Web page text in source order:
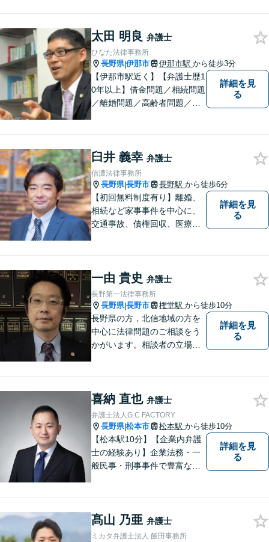
太田 明良 弁護士
ひなた法律事務所
長野県|伊那市 伊那市駅 から徒歩3分
【伊那市駅近く】【弁護士歴1
0年以上】借金問題／相続問題
／離婚問題／高齢者問題／相
根ざした弁護士】もし何かお
困りな事がございましたらお
気軽にご相談ください。
詳細を見
る
臼井 義幸 弁護士
信濃法律事務所
長野県|長野市 長野駅 から徒歩6分
【初回無料制度有り】離婚、
相続など家事事件を中心に、
交通事故、債権回収、医療過
詳細を見
る
一由 貴史 弁護士
長野第一法律事務所
長野県|長野市 権堂駅 から徒歩10分
長野県の方，北信地域の方を
中心に法律問題のご相談をう
かがいます。相談者の立場を
詳細を見
る
喜納 直也 弁護士
弁護士法人G.C FACTORY
長野県|松本市 松本駅 から徒歩10分
【松本駅10分】【企業内弁護
士の経験あり】企業法務・一
般民事・刑事事件で豊富な実
供します。
詳細を見
る
髙山 乃亜 弁護士
ミカタ弁護士法人 飯田事務所